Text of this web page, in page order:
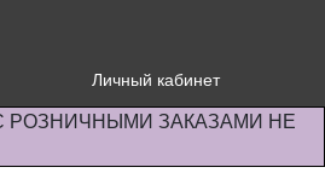
Личный кабинет
РОЗНИЧНЫМИ ЗАКАЗАМИ НЕ